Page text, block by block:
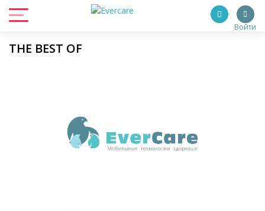
Войти
THE BEST OF